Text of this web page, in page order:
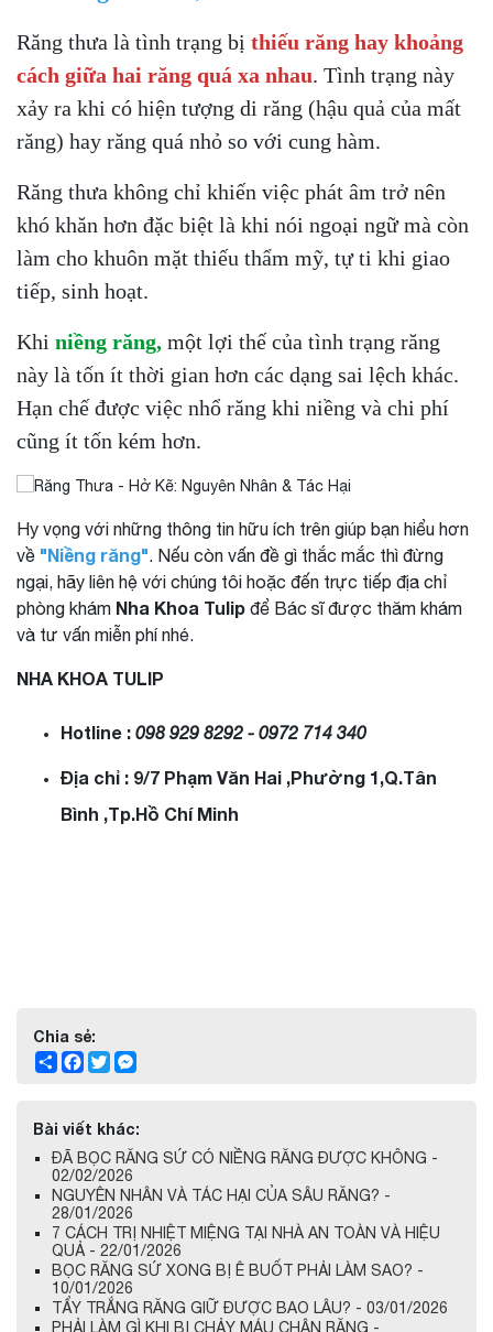
Răng thưa là tình trạng bị thiếu răng hay khoảng
cách giữa hai răng quá xa nhau. Tình trạng này
xảy ra khi có hiện tượng di răng (hậu quả của mất
răng) hay răng quá nhỏ so với cung hàm.
Răng thưa không chỉ khiến việc phát âm trở nên
khó khăn hơn đặc biệt là khi nói ngoại ngữ mà còn
làm cho khuôn mặt thiếu thẩm mỹ, tự ti khi giao
tiếp, sinh hoạt.
Khi niềng răng, một lợi thế của tình trạng răng
này là tốn ít thời gian hơn các dạng sai lệch khác.
Hạn chế được việc nhổ răng khi niềng và chi phí
cũng ít tốn kém hơn.
Hy vọng với những thông tin hữu ích trên giúp bạn hiểu hơn
về "Niềng răng". Nếu còn vấn đề gì thắc mắc thì đừng
ngại, hãy liên hệ với chúng tôi hoặc đến trực tiếp địa chỉ
phòng khám Nha Khoa Tulip để Bác sĩ được thăm khám
và tư vấn miễn phí nhé.
NHA KHOA TULIP
Hotline : 098 929 8292 - 0972 714 340
Địa chỉ : 9/7 Phạm Văn Hai ,Phường 1,Q.Tân
Bình ,Tp.Hồ Chí Minh
Chia sẻ:
ShareFacebook
Twitter
Bài viết khác:
ĐÃ BỌC RĂNG SỨ CÓ NIỀNG RĂNG ĐƯỢC KHÔNG -
02/02/2026
NGUYÊN NHÂN VÀ TÁC HẠI CỦA SÂU RĂNG? -
28/01/2026
7 CÁCH TRỊ NHIỆT MIỆNG TẠI NHÀ AN TOÀN VÀ HIỆU
QUẢ - 22/01/2026
BỌC RĂNG SỨ XONG BỊ Ê BUỐT PHẢI LÀM SAO? -
10/01/2026
TẨY TRẮNG RĂNG GIỮ ĐƯỢC BAO LÂU? - 03/01/2026
PHẢI LÀM GÌ KHI BỊ CHẢY MÁU CHÂN RĂNG -